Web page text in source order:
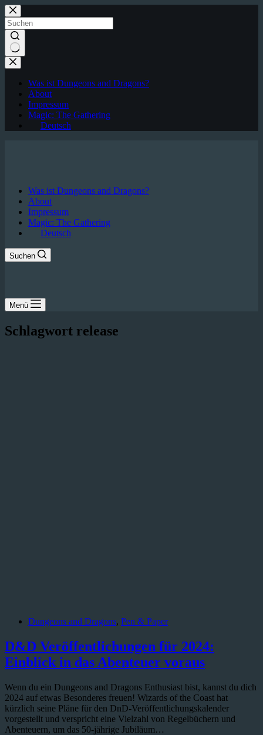
Zum
Inhalt
springen
Keine
Ergebnisse
Was ist Dungeons and Dragons?
About
Impressum
Magic: The Gathering
Deutsch
Was ist Dungeons and Dragons?
About
Impressum
Magic: The Gathering
Deutsch
Suchen
Menü
Schlagwort release
Dungeons and Dragons, Pen & Paper
D&D Veröffentlichungen für 2024:
Einblick in das Abenteuer voraus
Wenn du ein Dungeons and Dragons Enthusiast bist, kannst du dich
2024 auf etwas Besonderes freuen! Wizards of the Coast hat
kürzlich seine Pläne für den DnD-Veröffentlichungskalender
vorgestellt und verspricht eine Vielzahl von Regelbüchern und
Abenteuern, um das 50-jährige Jubiläum…